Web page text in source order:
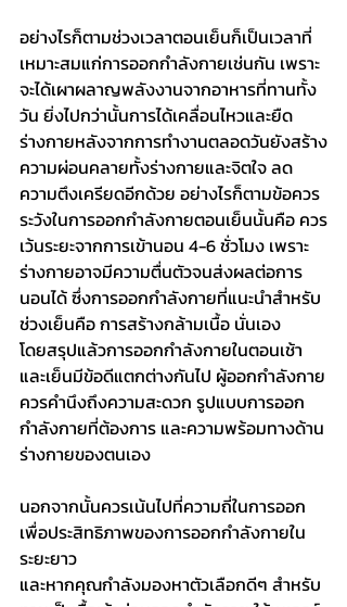
อย่างไรก็ตามช่วงเวลาตอนเย็นก็เป็นเวลาที่
เหมาะสมแก่การออกกำลังกายเช่นกัน เพราะ
จะได้เผาผลาญพลังงานจากอาหารที่ทานทั้ง
วัน ยิ่งไปกว่านั้นการได้เคลื่อนไหวและยืด
ร่างกายหลังจากการทำงานตลอดวันยังสร้าง
ความผ่อนคลายทั้งร่างกายและจิตใจ ลด
ความตึงเครียดอีกด้วย อย่างไรก็ตามข้อควร
ระวังในการออกกำลังกายตอนเย็นนั้นคือ ควร
เว้นระยะจากการเข้านอน 4-6 ชั่วโมง เพราะ
ร่างกายอาจมีความตื่นตัวจนส่งผลต่อการ
นอนได้ ซึ่งการออกกำลังกายที่แนะนำสำหรับ
ช่วงเย็นคือ การสร้างกล้ามเนื้อ นั่นเอง
โดยสรุปแล้วการออกกำลังกายในตอนเช้า
และเย็นมีข้อดีแตกต่างกันไป ผู้ออกกำลังกาย
ควรคำนึงถึงความสะดวก รูปแบบการออก
กำลังกายที่ต้องการ และความพร้อมทางด้าน
ร่างกายของตนเอง
นอกจากนั้นควรเน้นไปที่ความถี่ในการออก
เพื่อประสิทธิภาพของการออกกำลังกายใน
ระยะยาว
และหากคุณกำลังมองหาตัวเลือกดีๆ สำหรับ